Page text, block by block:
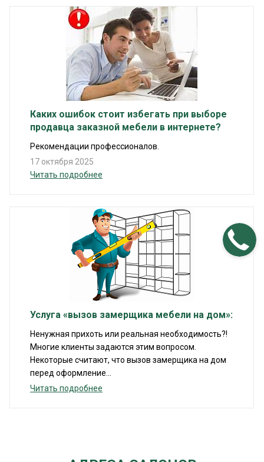
Каких ошибок стоит избегать при выборе
продавца заказной мебели в интернете?
Рекомендации профессионалов.
17 октября 2025
Читать подробнее
Услуга «вызов замерщика мебели на дом»:
Ненужная прихоть или реальная необходимость?!
Многие клиенты задаются этим вопросом.
Некоторые считают, что вызов замерщика на дом
перед оформление...
Читать подробнее